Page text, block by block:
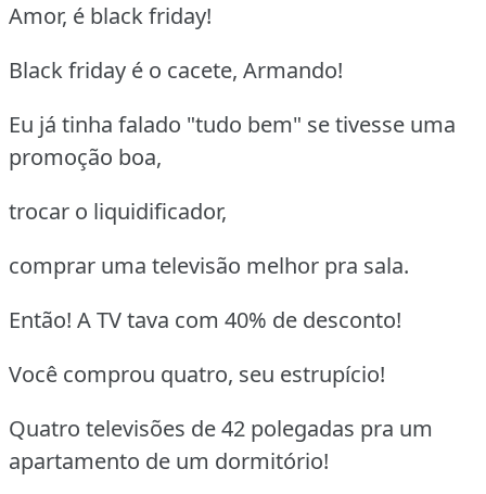
Amor, é black friday!
Black friday é o cacete, Armando!
Eu já tinha falado "tudo bem" se tivesse uma
promoção boa,
trocar o liquidificador,
comprar uma televisão melhor pra sala.
Então! A TV tava com 40% de desconto!
Você comprou quatro, seu estrupício!
Quatro televisões de 42 polegadas pra um
apartamento de um dormitório!